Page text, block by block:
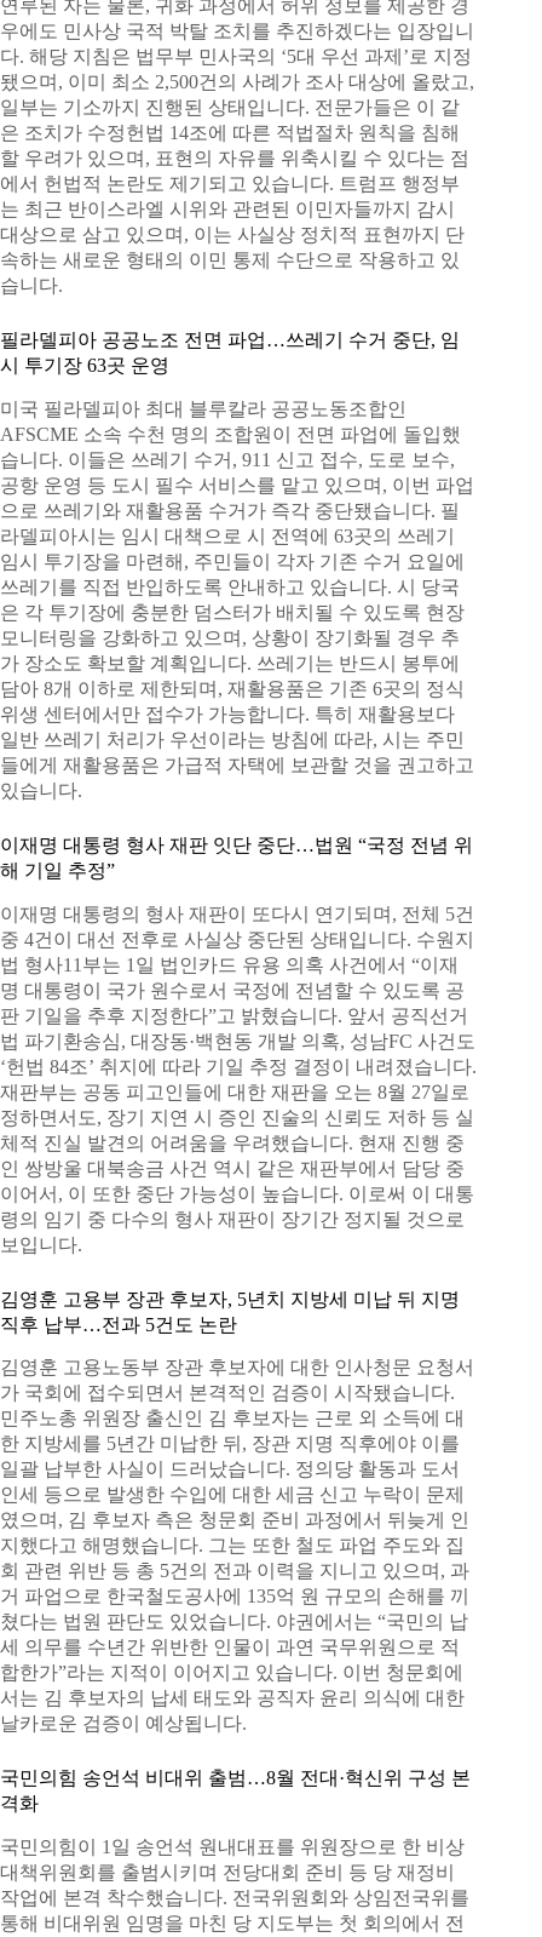
연루된 자는 물론, 귀화 과정에서 허위 정보를 제공한 경
우에도 민사상 국적 박탈 조치를 추진하겠다는 입장입니
다. 해당 지침은 법무부 민사국의 ‘5대 우선 과제’로 지정
됐으며, 이미 최소 2,500건의 사례가 조사 대상에 올랐고,
일부는 기소까지 진행된 상태입니다. 전문가들은 이 같
은 조치가 수정헌법 14조에 따른 적법절차 원칙을 침해
할 우려가 있으며, 표현의 자유를 위축시킬 수 있다는 점
에서 헌법적 논란도 제기되고 있습니다. 트럼프 행정부
는 최근 반이스라엘 시위와 관련된 이민자들까지 감시
대상으로 삼고 있으며, 이는 사실상 정치적 표현까지 단
속하는 새로운 형태의 이민 통제 수단으로 작용하고 있
습니다.
필라델피아 공공노조 전면 파업…쓰레기 수거 중단, 임
시 투기장 63곳 운영
미국 필라델피아 최대 블루칼라 공공노동조합인
AFSCME 소속 수천 명의 조합원이 전면 파업에 돌입했
습니다. 이들은 쓰레기 수거, 911 신고 접수, 도로 보수,
공항 운영 등 도시 필수 서비스를 맡고 있으며, 이번 파업
으로 쓰레기와 재활용품 수거가 즉각 중단됐습니다. 필
라델피아시는 임시 대책으로 시 전역에 63곳의 쓰레기
임시 투기장을 마련해, 주민들이 각자 기존 수거 요일에
쓰레기를 직접 반입하도록 안내하고 있습니다. 시 당국
은 각 투기장에 충분한 덤스터가 배치될 수 있도록 현장
모니터링을 강화하고 있으며, 상황이 장기화될 경우 추
가 장소도 확보할 계획입니다. 쓰레기는 반드시 봉투에
담아 8개 이하로 제한되며, 재활용품은 기존 6곳의 정식
위생 센터에서만 접수가 가능합니다. 특히 재활용보다
일반 쓰레기 처리가 우선이라는 방침에 따라, 시는 주민
들에게 재활용품은 가급적 자택에 보관할 것을 권고하고
있습니다.
이재명 대통령 형사 재판 잇단 중단…법원 “국정 전념 위
해 기일 추정”
이재명 대통령의 형사 재판이 또다시 연기되며, 전체 5건
중 4건이 대선 전후로 사실상 중단된 상태입니다. 수원지
법 형사11부는 1일 법인카드 유용 의혹 사건에서 “이재
명 대통령이 국가 원수로서 국정에 전념할 수 있도록 공
판 기일을 추후 지정한다”고 밝혔습니다. 앞서 공직선거
법 파기환송심, 대장동·백현동 개발 의혹, 성남FC 사건도
‘헌법 84조’ 취지에 따라 기일 추정 결정이 내려졌습니다.
재판부는 공동 피고인들에 대한 재판을 오는 8월 27일로
정하면서도, 장기 지연 시 증인 진술의 신뢰도 저하 등 실
체적 진실 발견의 어려움을 우려했습니다. 현재 진행 중
인 쌍방울 대북송금 사건 역시 같은 재판부에서 담당 중
이어서, 이 또한 중단 가능성이 높습니다. 이로써 이 대통
령의 임기 중 다수의 형사 재판이 장기간 정지될 것으로
보입니다.
김영훈 고용부 장관 후보자, 5년치 지방세 미납 뒤 지명
직후 납부…전과 5건도 논란
김영훈 고용노동부 장관 후보자에 대한 인사청문 요청서
가 국회에 접수되면서 본격적인 검증이 시작됐습니다.
민주노총 위원장 출신인 김 후보자는 근로 외 소득에 대
한 지방세를 5년간 미납한 뒤, 장관 지명 직후에야 이를
일괄 납부한 사실이 드러났습니다. 정의당 활동과 도서
인세 등으로 발생한 수입에 대한 세금 신고 누락이 문제
였으며, 김 후보자 측은 청문회 준비 과정에서 뒤늦게 인
지했다고 해명했습니다. 그는 또한 철도 파업 주도와 집
회 관련 위반 등 총 5건의 전과 이력을 지니고 있으며, 과
거 파업으로 한국철도공사에 135억 원 규모의 손해를 끼
쳤다는 법원 판단도 있었습니다. 야권에서는 “국민의 납
세 의무를 수년간 위반한 인물이 과연 국무위원으로 적
합한가”라는 지적이 이어지고 있습니다. 이번 청문회에
서는 김 후보자의 납세 태도와 공직자 윤리 의식에 대한
날카로운 검증이 예상됩니다.
국민의힘 송언석 비대위 출범…8월 전대·혁신위 구성 본
격화
국민의힘이 1일 송언석 원내대표를 위원장으로 한 비상
대책위원회를 출범시키며 전당대회 준비 등 당 재정비
작업에 본격 착수했습니다. 전국위원회와 상임전국위를
통해 비대위원 임명을 마친 당 지도부는 첫 회의에서 전